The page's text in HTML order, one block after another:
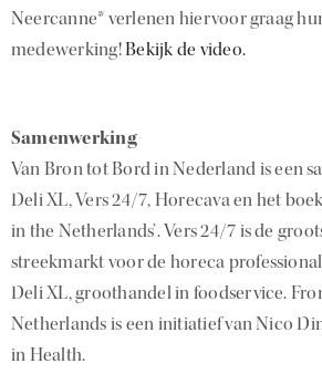
Neercanne* verlenen hiervoor graag
medewerking!Bekijk de video.
Samenwerking
Van Bron tot Bord in Nederland is een
Deli XL, Vers 24/7, Horecava en het
in the Netherlands’. Vers 24/7 is de
streekmarkt voor de horeca
Deli XL, groothandel in foodservice.
Netherlands is een initiatief van Nico
in Health.